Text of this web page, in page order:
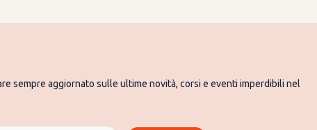
sempre aggiornato sulle ultime novità, corsi e eventi imperdibili nel